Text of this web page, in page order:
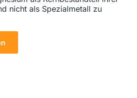
nicht als Spezialmetall zu